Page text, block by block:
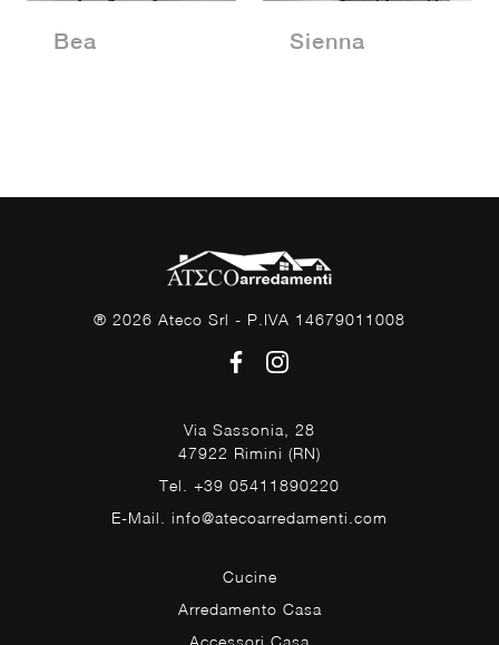
Bea Sienna
® 2026 Ateco Srl - P.IVA 14679011008
Via Sassonia, 28
47922 Rimini (RN)
Tel. +39 05411890220
E-Mail. info@atecoarredamenti.com
Cucine
Arredamento Casa
Accessori Casa